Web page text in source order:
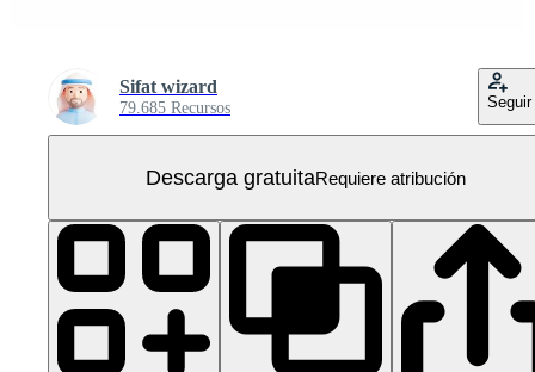
Sifat wizard
79.685 Recursos Seguir
Descarga gratuitaRequiere atribución